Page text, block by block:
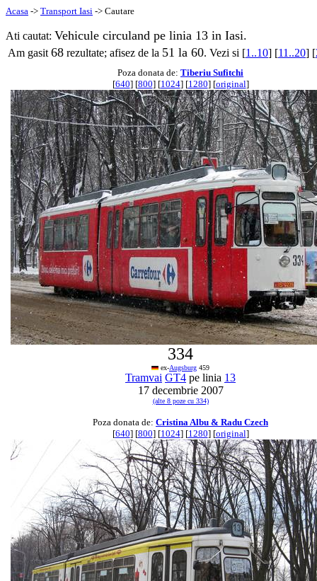
Acasa -> Transport Iasi -> Cautare
Ati cautat: Vehicule circuland pe linia 13 in Iasi.
Am gasit 68 rezultate; afisez de la 51 la 60. Vezi si [1..10] [11..20] [
Poza donata de: Tiberiu Sufitchi
[640] [800] [1024] [1280] [original]
334
ex-Augsburg 459
Tramvai GT4 pe linia 13
17 decembrie 2007
(alte 8 poze cu 334)
Poza donata de: Cristina Albu & Radu Czech
[640] [800] [1024] [1280] [original]